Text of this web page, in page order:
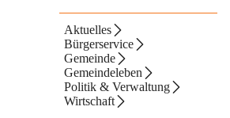
Aktuelles
Bürgerservice
Gemeinde
Gemeindeleben
Politik & Verwaltung
Wirtschaft
Kanalbenützungs- &
Die Kanalgebühr setzt sich aus einer